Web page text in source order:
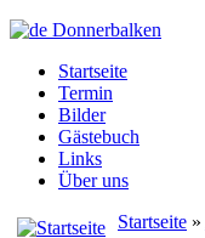
Startseite
Termin
Bilder
Gästebuch
Links
Über uns
Startseite »